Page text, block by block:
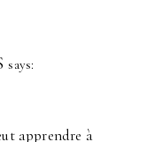
says:
apprendre à